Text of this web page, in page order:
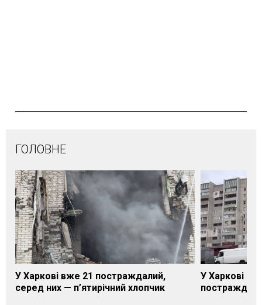
ГОЛОВНЕ
У Харкові вже 21 постраждалий,
серед них — п’ятирічний хлопчик
У Харкові